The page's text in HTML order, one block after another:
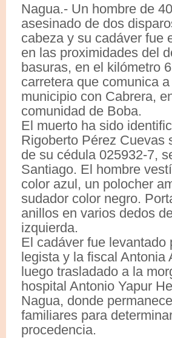
Nagua.- Un hombre de
asesinado de dos
cabeza y su cadáver fue
en las proximidades del
basuras, en el kilómetro
carretera que comunica
municipio con Cabrera,
comunidad de Boba.
El muerto ha sido
Rigoberto Pérez Cuevas
de su cédula 025932-7,
Santiago. El hombre
color azul, un polocher
sudador color negro.
anillos en varios dedos
izquierda.
El cadáver fue levantado
legista y la fiscal Antonia
luego trasladado a la
hospital Antonio Yapur
Nagua, donde
familiares para
procedencia.